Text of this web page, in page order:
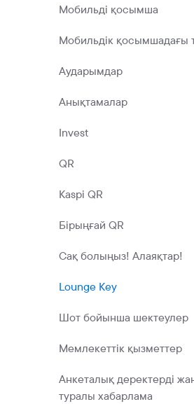
Мобильді қосымша
Мобильдік қосымшадағы
Аударымдар
Анықтамалар
Invest
QR
Kaspi QR
Бірыңғай QR
Сақ болыңыз! Алаяқтар!
Lounge Key
Шот бойынша шектеулер
Мемлекеттік қызметтер
Анкеталық деректерді
туралы хабарлама